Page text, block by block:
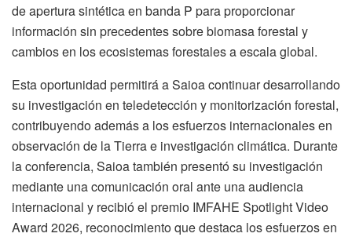
de apertura sintética en banda P para proporcionar
información sin precedentes sobre biomasa forestal y
cambios en los ecosistemas forestales a escala global.
Esta oportunidad permitirá a Saioa continuar desarrollando
su investigación en teledetección y monitorización forestal,
contribuyendo además a los esfuerzos internacionales en
observación de la Tierra e investigación climática. Durante
la conferencia, Saioa también presentó su investigación
mediante una comunicación oral ante una audiencia
internacional y recibió el premio IMFAHE Spotlight Video
Award 2026, reconocimiento que destaca los esfuerzos en